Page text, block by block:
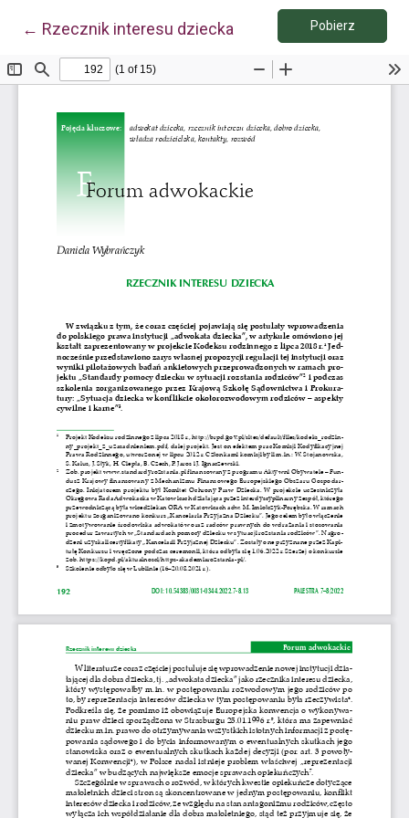
← Wróć do szczegółów artykułu
Rzecznik interesu dziecka PobierzPobierz